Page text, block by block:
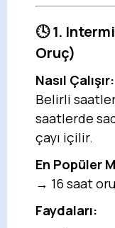
🕓 1.
Oruç)
Nasıl Çalışır:
Belirli
saatlerde
çayı içilir.
En Popüler
→ 16 saat
Faydaları: